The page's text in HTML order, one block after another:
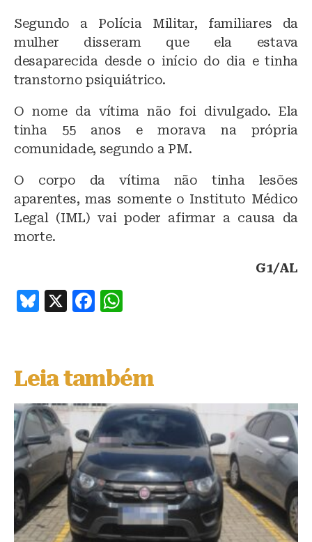
Segundo a Polícia Militar, familiares da
mulher disseram que ela estava
desaparecida desde o início do dia e tinha
transtorno psiquiátrico.
O nome da vítima não foi divulgado. Ela
tinha 55 anos e morava na própria
comunidade, segundo a PM.
O corpo da vítima não tinha lesões
aparentes, mas somente o Instituto Médico
Legal (IML) vai poder afirmar a causa da
morte.
G1/AL
B
s
k
y
X
F
e
b
o
o
k
s
A
p
p
Leia também